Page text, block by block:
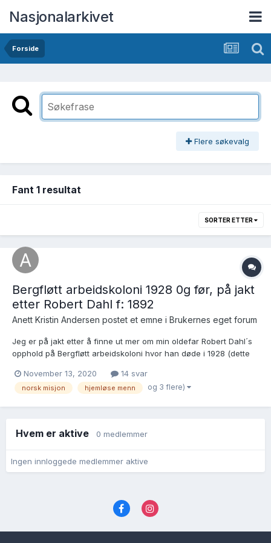
Nasjonalarkivet
Forside
Flere søkevalg
Fant 1 resultat
SORTER ETTER
Bergfløtt arbeidskoloni 1928 0g før, på jakt
etter Robert Dahl f: 1892
Anett Kristin Andersen postet et emne i Brukernes eget forum
Jeg er på jakt etter å finne ut mer om min oldefar Robert Dahl´s
opphold på Bergfløtt arbeidskoloni hvor han døde i 1928 (dette
disse lenkene og sendt inn forepørsel om de hadde noen journal
på ham fra den gang. Men de har ikke funne...
November 13, 2020 14 svar
norsk misjon hjemløse menn og 3 flere)
Hvem er aktive 0 medlemmer
Ingen innloggede medlemmer aktive